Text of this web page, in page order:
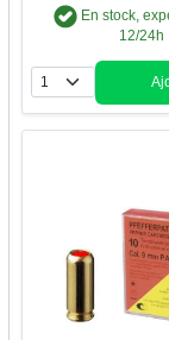
En stock,
12/24h